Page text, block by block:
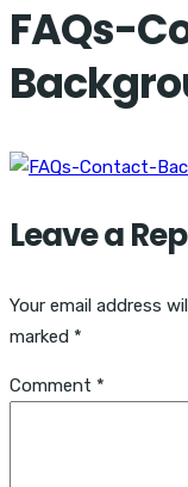
FAQs-
Leave a
Your email address
marked *
Comment *